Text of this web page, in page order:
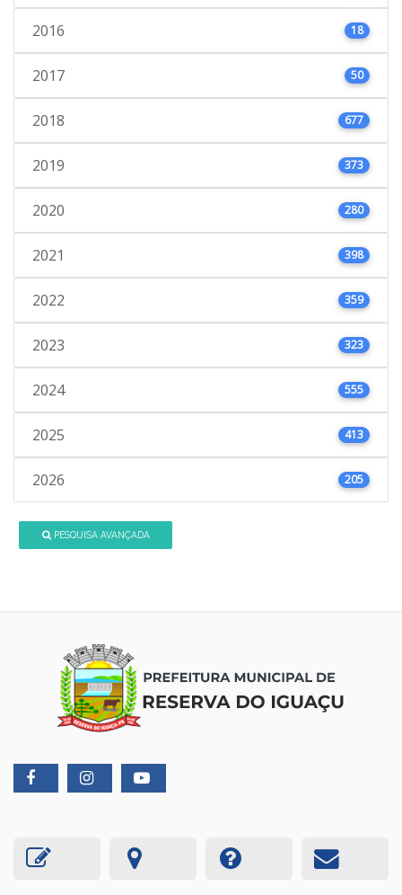
2016 18
2017 50
2018 677
2019 373
2020 280
2021 398
2022 359
2023 323
2024 555
2025 413
2026 205
PESQUISA AVANÇADA